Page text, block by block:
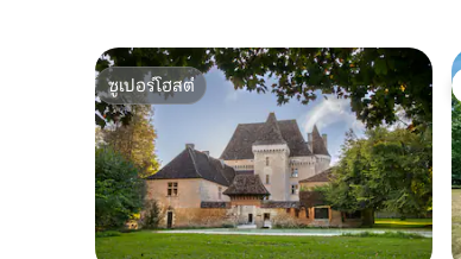
ซูเปอร์โฮสต์
ซูเปอร์โฮสต์